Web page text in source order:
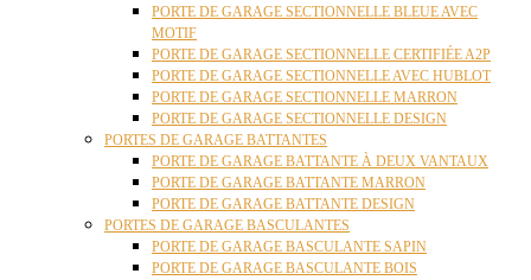
PORTE DE GARAGE SECTIONNELLE BLEUE AVEC
MOTIF
PORTE DE GARAGE SECTIONNELLE CERTIFIÉE A2P
PORTE DE GARAGE SECTIONNELLE AVEC HUBLOT
PORTE DE GARAGE SECTIONNELLE MARRON
PORTE DE GARAGE SECTIONNELLE DESIGN
PORTES DE GARAGE BATTANTES
PORTE DE GARAGE BATTANTE À DEUX VANTAUX
PORTE DE GARAGE BATTANTE MARRON
PORTE DE GARAGE BATTANTE DESIGN
PORTES DE GARAGE BASCULANTES
PORTE DE GARAGE BASCULANTE SAPIN
PORTE DE GARAGE BASCULANTE BOIS